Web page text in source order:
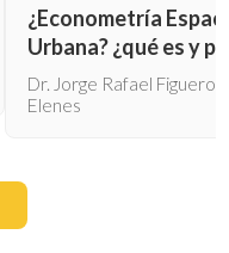
¿Econometría
Urbana? ¿qué es y
qué sirve?
Dr. Jorge Rafael Figueroa
Elenes